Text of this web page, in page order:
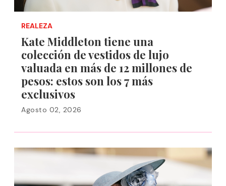
REALEZA
Kate Middleton tiene una
colección de vestidos de lujo
valuada en más de 12 millones de
pesos: estos son los 7 más
exclusivos
Agosto 02, 2026